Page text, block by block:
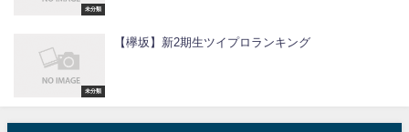
未分類
未分類
【欅坂】新2期生ツイプロランキング